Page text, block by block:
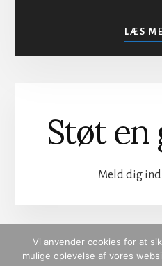
LÆS
Støt en
Meld dig ind
Vi anvender cookies for at
mulige oplevelse af vores